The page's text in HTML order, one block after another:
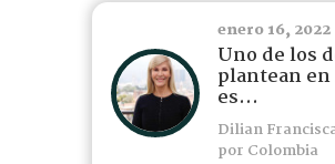
enero 16, 2022
Uno de los
plantean
es...
Dilian
por Colombia